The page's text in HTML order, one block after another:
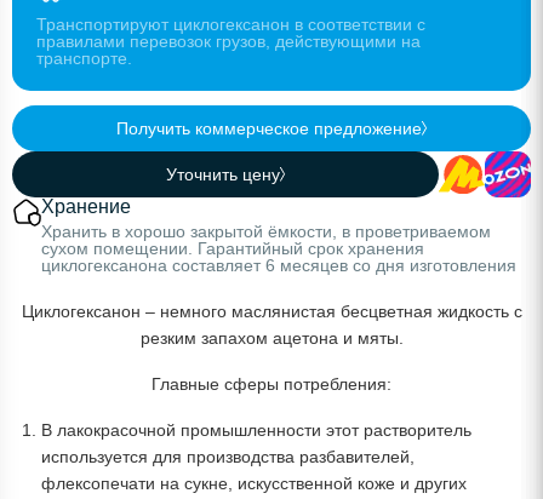
Транспортируют циклогексанон в соответствии с
правилами перевозок грузов, действующими на
транспорте.
Получить коммерческое предложение
Уточнить цену
Хранение
Хранить в хорошо закрытой ёмкости, в проветриваемом
сухом помещении. Гарантийный срок хранения
циклогексанона составляет 6 месяцев со дня изготовления
Циклогексанон – немного маслянистая бесцветная жидкость с
резким запахом ацетона и мяты.
Главные сферы потребления:
В лакокрасочной промышленности этот растворитель
используется для производства разбавителей,
флексопечати на сукне, искусственной коже и других